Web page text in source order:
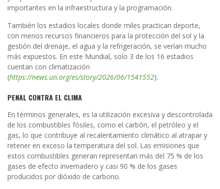
importantes en la infraestructura y la programación.
También los estadios locales donde miles practican deporte,
con menos recursos financieros para la protección del sol y la
gestión del drenaje, el agua y la refrigeración, se verían mucho
más expuestos. En este Mundial, solo 3 de los 16 estadios
cuentan con climatización
(https://news.un.org/es/story/2026/06/1541552).
PENAL CONTRA EL CLIMA
En términos generales, es la utilización excesiva y descontrolada
de los combustibles fósiles, como el carbón, el petróleo y el
gas, lo que contribuye al recalentamiento climático al atrapar y
retener en exceso la temperatura del sol. Las emisiones que
estos combustibles generan representan más del 75 % de los
gases de efecto invernadero y casi 90 % de los gases
producidos por dióxido de carbono.